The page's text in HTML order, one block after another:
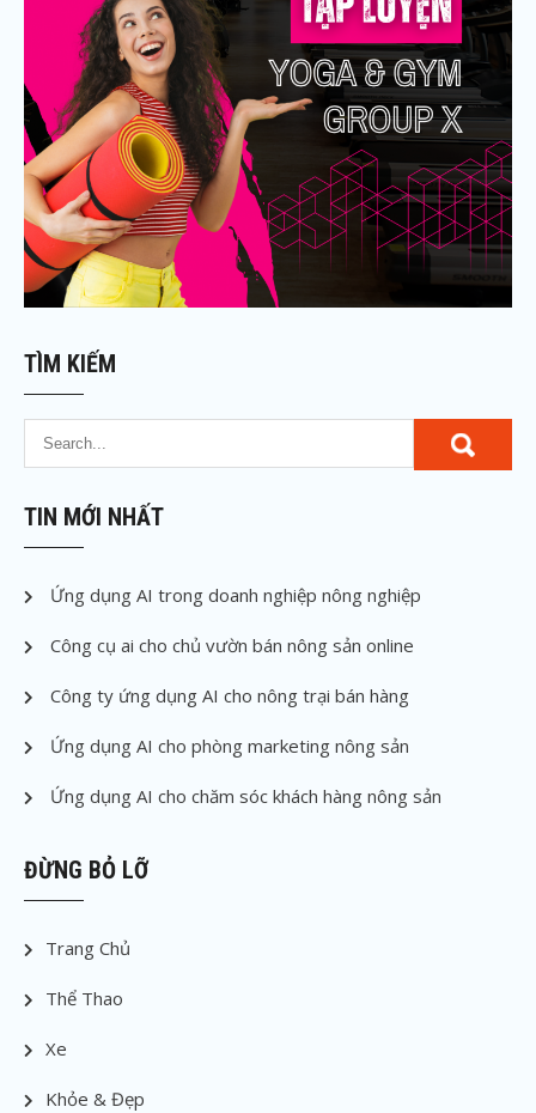
TÌM KIẾM
TIN MỚI NHẤT
Ứng dụng AI trong doanh nghiệp nông nghiệp
Công cụ ai cho chủ vườn bán nông sản online
Công ty ứng dụng AI cho nông trại bán hàng
Ứng dụng AI cho phòng marketing nông sản
Ứng dụng AI cho chăm sóc khách hàng nông sản
ĐỪNG BỎ LỠ
Trang Chủ
Thể Thao
Xe
Khỏe & Đẹp